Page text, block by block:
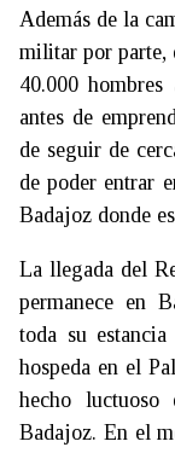
Además de la
militar por parte,
40.000
antes de
de seguir de
de poder entrar
Badajoz donde
La llegada del
permanece en
toda su
hospeda en el
hecho
Badajoz. En el